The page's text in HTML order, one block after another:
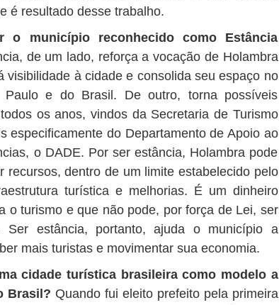
é resultado desse trabalho.
o município reconhecido como Estância
de um lado, reforça a vocação de Holambra
visibilidade à cidade e consolida seu espaço no
e do Brasil. De outro, torna possíveis
os anos, vindos da Secretaria de Turismo
especificamente do Departamento de Apoio ao
o DADE. Por ser estância, Holambra pode
recursos, dentro de um limite estabelecido pelo
turística e melhorias. É um dinheiro
o turismo e que não pode, por força de Lei, ser
Ser estância, portanto, ajuda o município a
mais turistas e movimentar sua economia.
cidade turística brasileira como modelo a
Brasil? Quando fui eleito prefeito pela primeira